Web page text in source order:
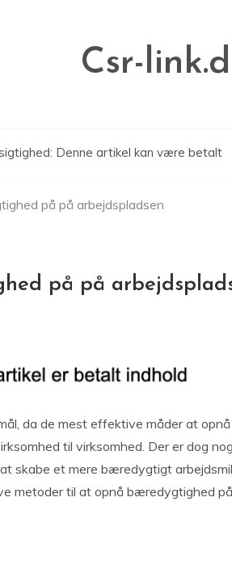
Csr-
Denne artikel kan være betalt
på på arbejdspladsen
på på
da de mest effektive måder at opnå
til virksomhed. Der er dog
skabe et mere bæredygtigt
metoder til at opnå bæredygtighed på